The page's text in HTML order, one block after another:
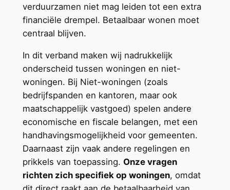
verduurzamen niet mag leiden tot een extra
financiële drempel. Betaalbaar wonen moet
centraal blijven.
In dit verband maken wij nadrukkelijk
onderscheid tussen woningen en niet-
woningen. Bij Niet-woningen (zoals
bedrijfspanden en kantoren, maar ook
maatschappelijk vastgoed) spelen andere
economische en fiscale belangen, met een
handhavingsmogelijkheid voor gemeenten.
Daarnaast zijn vaak andere regelingen en
prikkels van toepassing. Onze vragen
richten zich specifiek op woningen, omdat